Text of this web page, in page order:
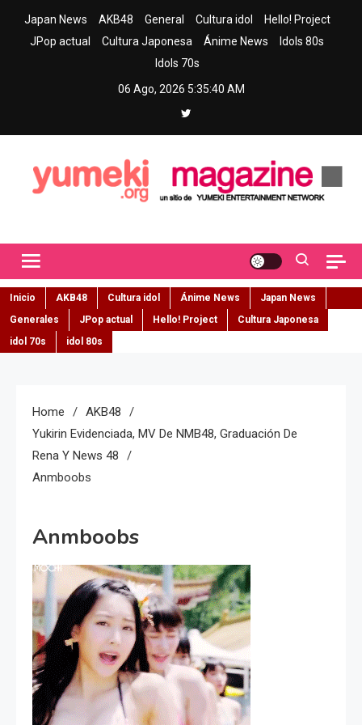
Japan News AKB48 General Cultura idol
Hello! Project
JPop actual
Cultura Japonesa Ánime News
Idols 80s
Idols 70s
06 Ago, 2026 5:35:41 AM
Inicio AKB48 Cultura idol Ánime News
Japan News
Generales
JPop actual Hello! Project
Cultura Japonesa
idol 70s
idol 80s
Home
AKB48
Yukirin Evidenciada, MV De NMB48, Graduación De
Rena Y News 48
Anmboobs
Anmboobs